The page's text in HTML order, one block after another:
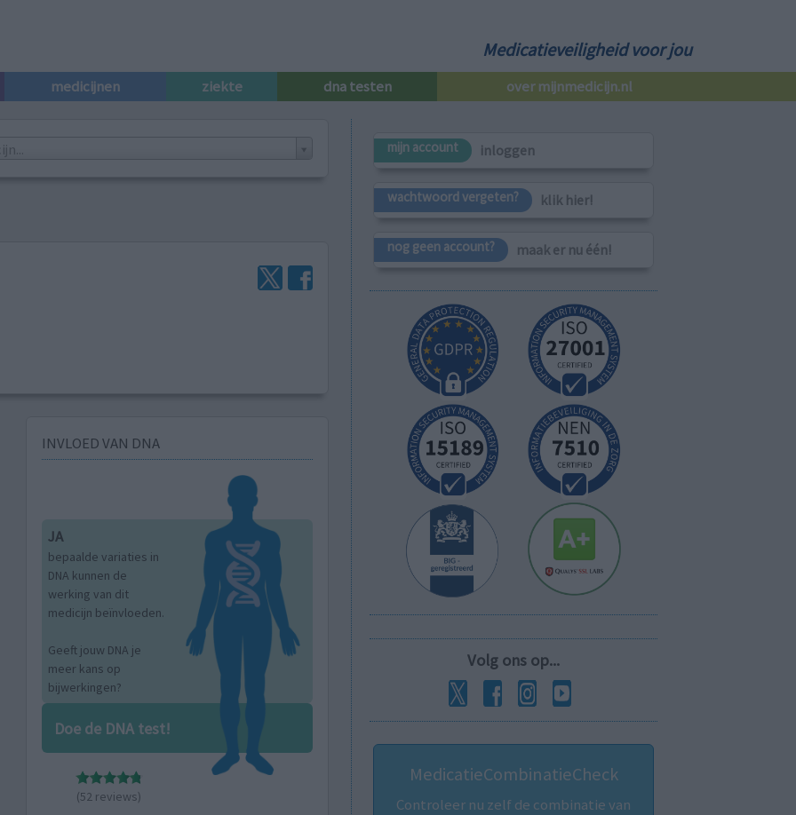
Medicatieveiligheid voor jou
medicijnen ziekte dna testen over mijnmedicijn.nl
INVLOED VAN DNA
JA
bepaalde variaties in
DNA kunnen de
werking van dit
medicijn beïnvloeden.
Geeft jouw DNA je
meer kans op
bijwerkingen?
Doe de DNA test!
(52 reviews)
mijn account inloggen
wachtwoord vergeten? klik hier!
nog geen account? maak er nu één!
Volg ons op...
MedicatieCombinatieCheck
Controleer nu zelf de combinatie van